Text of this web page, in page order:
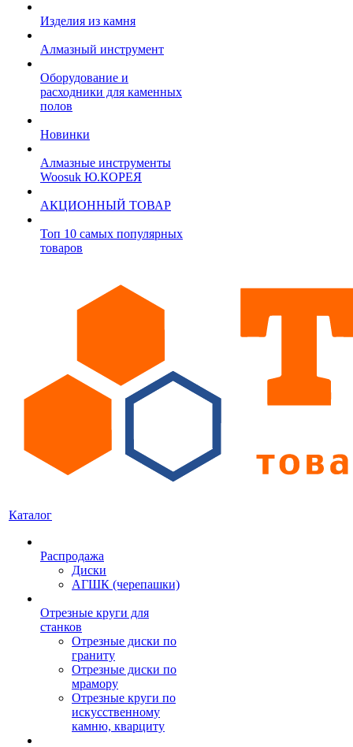
Изделия из камня
Алмазный инструмент
Оборудование и
расходники для каменных
полов
Новинки
Алмазные инструменты
Woosuk Ю.КОРЕЯ
АКЦИОННЫЙ ТОВАР
Топ 10 самых популярных
товаров
Каталог
Распродажа
Диски
АГШК (черепашки)
Отрезные круги для
станков
Отрезные диски по
граниту
Отрезные диски по
мрамору
Отрезные круги по
искусственному
камню, кварциту